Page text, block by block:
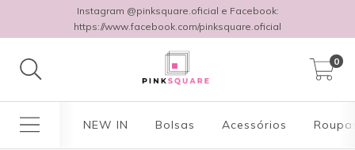
Instagram @pinksquare.oficial e Facebook:
https://www.facebook.com/pinksquare.oficial
0
NEW IN Bolsas Acessórios